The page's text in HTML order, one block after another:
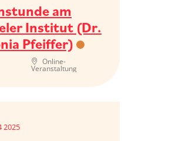
am
Institut (Dr.
Pfeiffer)
Online-
Veranstaltung
2025